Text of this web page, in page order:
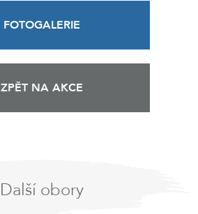
FOTOGALERIE
ZPĚT NA AKCE
Další obory